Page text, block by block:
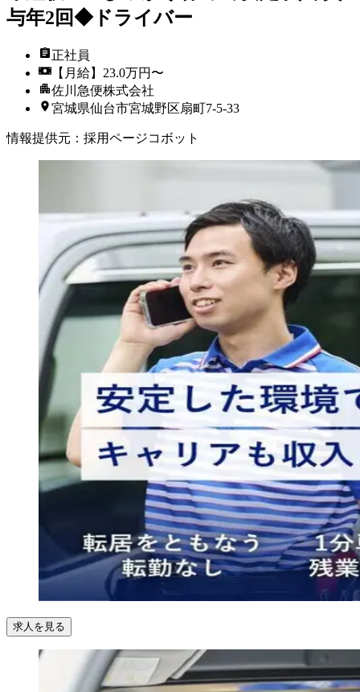
与年2回◆ドライバー
正社員
【月給】23.0万円〜
佐川急便株式会社
宮城県仙台市宮城野区扇町7-5-33
情報提供元 ： 採用ページコボット
求人を見る